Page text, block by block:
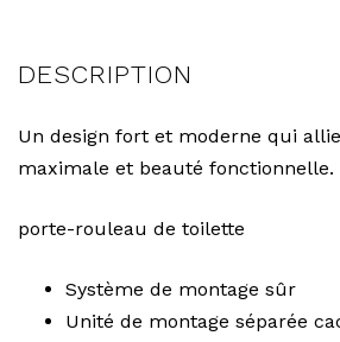
DESCRIPTION
Un design fort et moderne qui
maximale et beauté fonctionnelle.
porte-rouleau de toilette
Système de montage sûr
Unité de montage séparée